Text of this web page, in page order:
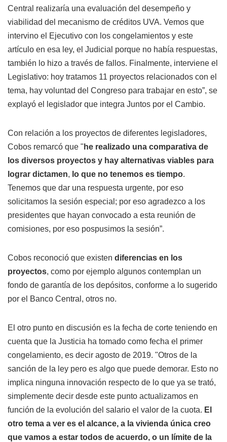
Central realizaría una evaluación del desempeño y
viabilidad del mecanismo de créditos UVA. Vemos que
intervino el Ejecutivo con los congelamientos y este
artículo en esa ley, el Judicial porque no había respuestas,
también lo hizo a través de fallos. Finalmente, interviene el
Legislativo: hoy tratamos 11 proyectos relacionados con el
tema, hay voluntad del Congreso para trabajar en esto”, se
explayó el legislador que integra Juntos por el Cambio.
Con relación a los proyectos de diferentes legisladores,
Cobos remarcó que " he realizado una comparativa de
los diversos proyectos y hay alternativas viables para
lograr dictamen, lo que no tenemos es tiempo.
Tenemos que dar una respuesta urgente, por eso
solicitamos la sesión especial; por eso agradezco a los
presidentes que hayan convocado a esta reunión de
comisiones, por eso pospusimos la sesión”.
Cobos reconoció que existen diferencias en los
proyectos, como por ejemplo algunos contemplan un
fondo de garantía de los depósitos, conforme a lo sugerido
por el Banco Central, otros no.
El otro punto en discusión es la fecha de corte teniendo en
cuenta que la Justicia ha tomado como fecha el primer
congelamiento, es decir agosto de 2019. "Otros de la
sanción de la ley pero es algo que puede demorar. Esto no
implica ninguna innovación respecto de lo que ya se trató,
simplemente decir desde este punto actualizamos en
función de la evolución del salario el valor de la cuota. El
otro tema a ver es el alcance, a la vivienda única creo
que vamos a estar todos de acuerdo, o un límite de la